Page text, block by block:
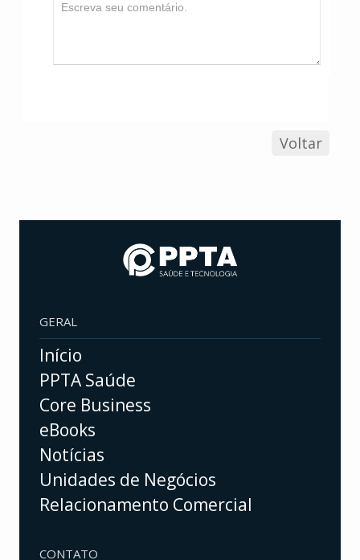
Voltar
GERAL
Início
PPTA Saúde
Core Business
eBooks
Notícias
Unidades de Negócios
Relacionamento Comercial
CONTATO